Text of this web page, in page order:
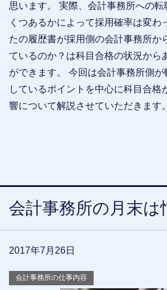
思います。 実際、会計事務所への
くつあるかによって採用確率は変わ
たの履歴書が採用側の会計事務所か
ているのか？は科目合格の状況から
ができます。 今回は会計事務所側が
しているポイントを中心に科目合格
響について解説させていただきます。
会計事務所の月末は
2017年7月26日
会計事務所の仕事内容